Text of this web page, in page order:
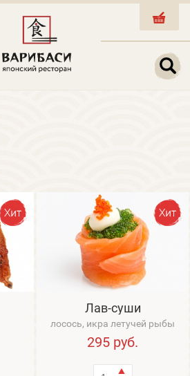
КОРЗИНА
Лав-суши
лосось, икра летучей рыбы
295 руб.